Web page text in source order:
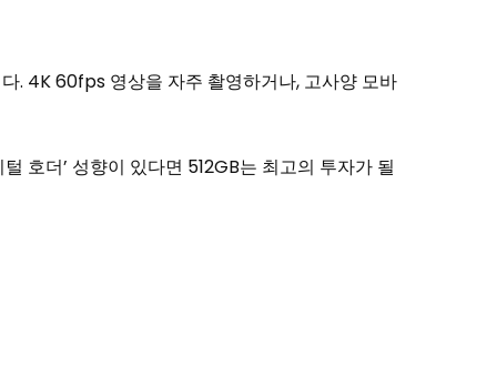
. 4K 60fps 영상을 자주 촬영하거나, 고사양 모바
호더’ 성향이 있다면 512GB는 최고의 투자가 될